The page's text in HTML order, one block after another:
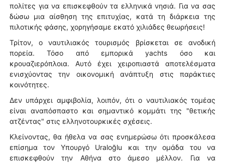
πολίτες για να επισκεφθούν τα ελληνικά νησιά. Για να σας
δώσω μια αίσθηση της επιτυχίας, κατά τη διάρκεια της
πιλοτικής φάσης, χορηγήσαμε εκατό χιλιάδες θεωρήσεις!
Τρίτον, ο ναυτιλιακός τουρισμός βρίσκεται σε ανοδική
πορεία. Τόσο από εμπορικά yachts όσο και
κρουαζιερόπλοια. Αυτό έχει χειροπιαστά αποτελέσματα
ενισχύοντας την οικονομική ανάπτυξη στις παράκτιες
κοινότητες.
Δεν υπάρχει αμφιβολία, λοιπόν, ότι ο ναυτιλιακός τομέας
είναι αναπόσπαστο και σημαντικό κομμάτι της "θετικής
ατζέντας" στις ελληνοτουρκικές σχέσεις.
Κλείνοντας, θα ήθελα να σας ενημερώσω ότι προσκάλεσα
επίσημα τον Υπουργό Uraloğlu και την ομάδα του να
επισκεφθούν την Αθήνα στο άμεσο μέλλον. Για να